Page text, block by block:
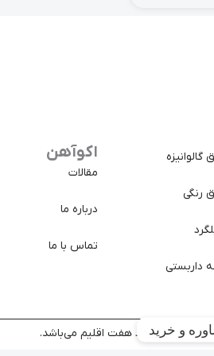
گالوانیزه
رنگی
داربستی
اکوآهن
مقالات
درباره ما
تماس با ما
تجارت پولاد هفت اقلیم می‌باشد.
و خرید